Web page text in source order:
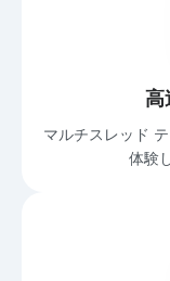
高
マルチスレッド
体験